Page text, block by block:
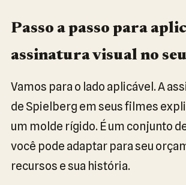
Passo a passo para
assinatura visual no
Vamos para o lado aplicável. A
de Spielberg em seus filmes
um molde rígido. É um conjunto
você pode adaptar para seu
recursos e sua história.